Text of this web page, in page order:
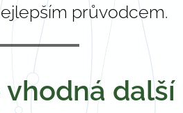
průvodcem.
další